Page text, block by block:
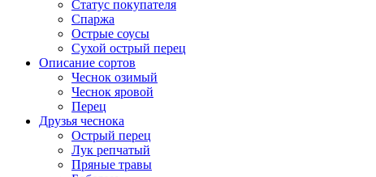
Статус покупателя
Спаржа
Острые соусы
Сухой острый перец
Описание сортов
Чеснок озимый
Чеснок яровой
Перец
Друзья чеснока
Острый перец
Лук репчатый
Пряные травы